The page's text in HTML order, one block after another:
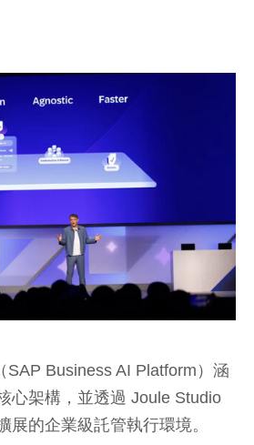
SAP Business AI Platform）涵
心架構，並透過 Joule Studio
展的企業級託管執行環境。